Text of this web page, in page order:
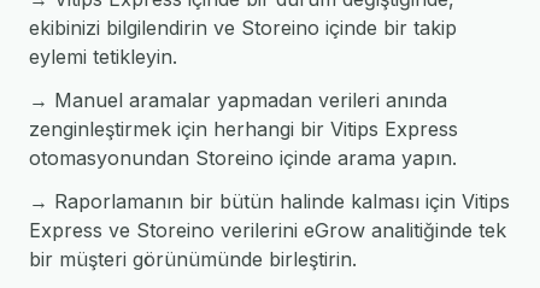
ekibinizi bilgilendirin ve Storeino içinde bir takip
eylemi tetikleyin.
→ Manuel aramalar yapmadan verileri anında
zenginleştirmek için herhangi bir Vitips Express
otomasyonundan Storeino içinde arama yapın.
→ Raporlamanın bir bütün halinde kalması için Vitips
Express ve Storeino verilerini eGrow analitiğinde tek
bir müşteri görünümünde birleştirin.